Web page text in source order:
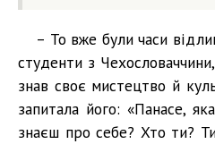
– То вже були часи
студенти з Чехословаччини,
знав своє мистецтво й
запитала його: «Панасе,
знаєш про себе? Хто ти? Ти